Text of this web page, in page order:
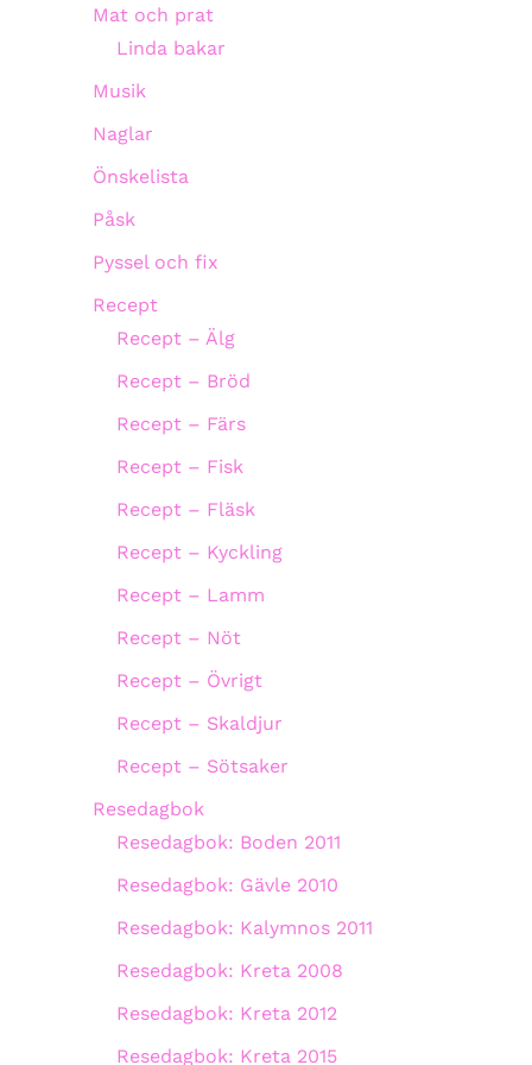
Mat och prat
Linda bakar
Musik
Naglar
Önskelista
Påsk
Pyssel och fix
Recept
Recept – Älg
Recept – Bröd
Recept – Färs
Recept – Fisk
Recept – Fläsk
Recept – Kyckling
Recept – Lamm
Recept – Nöt
Recept – Övrigt
Recept – Skaldjur
Recept – Sötsaker
Resedagbok
Resedagbok: Boden 2011
Resedagbok: Gävle 2010
Resedagbok: Kalymnos 2011
Resedagbok: Kreta 2008
Resedagbok: Kreta 2012
Resedagbok: Kreta 2015